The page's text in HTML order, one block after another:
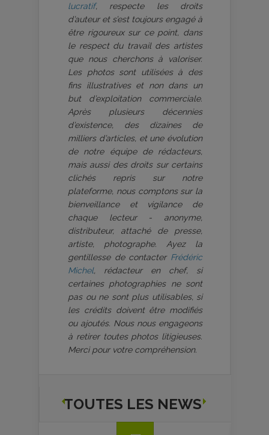
lucratif, respecte les droits
d’auteur et s’est toujours engagé à
être rigoureux sur ce point, dans
le respect du travail des artistes
que nous cherchons à valoriser.
Les photos sont utilisées à des
fins illustratives et non dans un
but d’exploitation commerciale.
Après plusieurs décennies
d’existence, des dizaines de
milliers d’articles, et une évolution
de notre équipe de rédacteurs,
mais aussi des droits sur certains
clichés repris sur notre
plateforme, nous comptons sur la
bienveillance et vigilance de
chaque lecteur - anonyme,
distributeur, attaché de presse,
artiste, photographe. Ayez la
gentillesse de contacter Frédéric
Michel, rédacteur en chef, si
certaines photographies ne sont
pas ou ne sont plus utilisables, si
les crédits doivent être modifiés
ou ajoutés. Nous nous engageons
à retirer toutes photos litigieuses.
Merci pour votre compréhension.
TOUTES LES NEWS